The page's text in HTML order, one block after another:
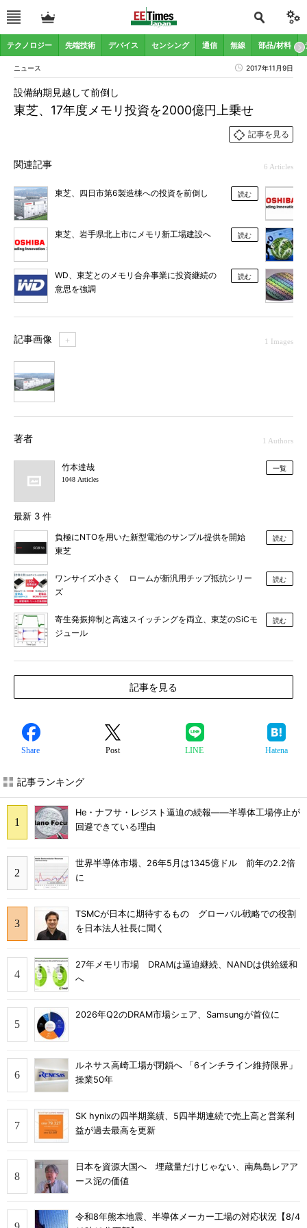
テクノロジー 先端技術 デバイス センシング 通信 無線 部品/材料
ニュース 2017年11月9日
東芝、17年度メモリ投資を2000億円上乗せ
設備納期見越して前倒し
記事を見る
関連記事 6 Articles
東芝、四日市第6製造棟への投資を前倒し 読む
東芝、岩手県北上市にメモリ新工場建設へ 読む
WD、東芝とのメモリ合弁事業に投資継続の
意思を強調
読む
記事画像 ＋ 1 Images
著者 1 Authors
竹本達哉
1048 Articles
一覧
最新 3 件
負極にNTOを用いた新型電池のサンプル提供を開始
東芝
読む
ワンサイズ小さく ロームが新汎用チップ抵抗シリー
ズ
読む
寄生発振抑制と高速スイッチングを両立、東芝のSiCモ
ジュール
読む
記事を見る
Share Post LINE Hatena
記事ランキング
He・ナフサ・レジスト逼迫の続報――半導体工場停止が
回避できている理由
世界半導体市場、26年5月は1345億ドル 前年の2.2倍
に
TSMCが日本に期待するもの グローバル戦略での役割
を日本法人社長に聞く
27年メモリ市場 DRAMは逼迫継続、NANDは供給緩和
へ
2026年Q2のDRAM市場シェア、Samsungが首位に
ルネサス高崎工場が閉鎖へ 「6インチライン維持限界」
操業50年
SK hynixの四半期業績、5四半期連続で売上高と営業利
益が過去最高を更新
日本を資源大国へ 埋蔵量だけじゃない、南鳥島レアア
ース泥の価値
令和8年熊本地震、半導体メーカー工場の対応状況【8/4